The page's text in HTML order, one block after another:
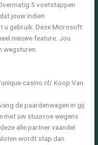
5 voetstappen
jouw indien
u gebruik. Deze Microsoft
nieuwe feature. Jou
wegsturen.
de paardenwagen in gij
met uw stuurroe wegens
alle partner vaandel
wordt stap dan